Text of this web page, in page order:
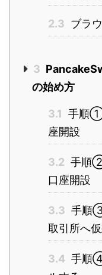
2.3 ブラ
3
の始め方
3.1 手順①
座開設
3.2 手順
口座開設
3.3 手順
取引所へ
3.4 手順